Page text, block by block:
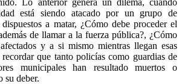
está siendo atacado por un grupo de
a matar, ¿Cómo debe proceder el
de llamar a la fuerza pública?, ¿Cómo
y a si mismo mientras llegan esas
recordar que tanto policías como guardias de
municipales han resultado muertos o
su deber.